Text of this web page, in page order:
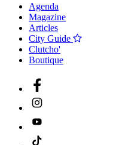
Agenda
Magazine
Articles
City Guide
Clutcho'
Boutique